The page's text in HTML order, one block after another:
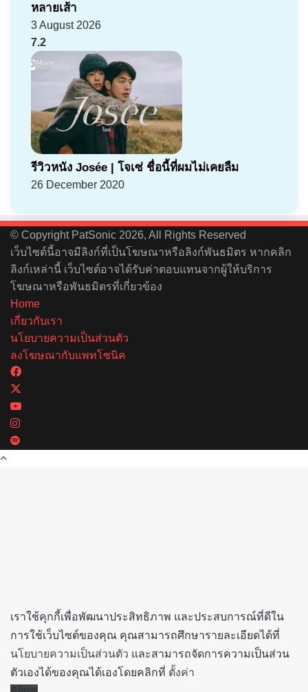
หลายเส้า
3 August 2026
7.2
รีวิวหนัง Josée | โจเซ่ ชื่อนี้ที่ผมไม่เคยลืม
26 December 2020
© Copyright PatSonic 2026, All Rights Reserved
เว็บไซต์นี้อาจมีลิงก์ที่เป็นโฆษณาหรือลิงก์พันธมิตร หากคลิก
ลิงก์เหล่านี้ เว็บไซต์อาจได้รับค่าตอบแทนจากผู้ให้บริการ
โฆษณาหรือพันธมิตรที่เกี่ยวข้อง
Home
เกี่ยวกับเรา
นโยบายความเป็นส่วนตัว
ลงโฆษณากับแพทโซนิค
เราใช้คุกกี้เพื่อพัฒนาประสิทธิภาพ และประสบการณ์ที่ดีใน
การใช้เว็บไซต์ของคุณ คุณสามารถศึกษารายละเอียดได้ที่
นโยบายความเป็นส่วนตัว และสามารถจัดการความเป็นส่วน
ตัวเองได้ของคุณได้เองโดยคลิกที่ ตั้งค่า